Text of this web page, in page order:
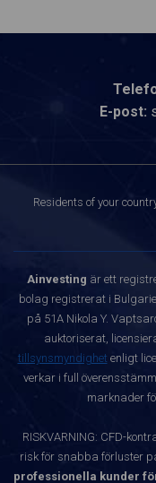
E-post:
Residents of your
Ainvesting är ett
bolag registrerat i
på 51A Nikola Y.
auktoriserat,
tillsynsmyndighetenligt
verkar i full
marknader
RISKVARNING: CFD-
risk för snabba förluster
professionella kunder